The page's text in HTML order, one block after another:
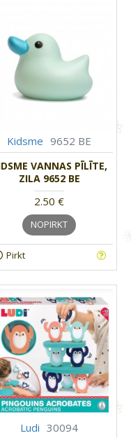
Kidsme 9652 BE
VANNAS PĪLĪTE,
ZILA 9652 BE
2.50 €
NOPIRKT
Pirkt
Ludi 30094